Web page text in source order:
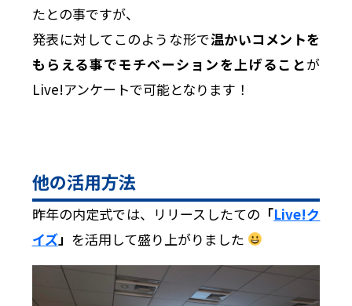
たとの事ですが、
発表に対してこのような形で温かいコメントを
もらえる事でモチベーションを上げることが
Live!アンケートで可能となります！
他の活用方法
昨年の内定式では、リリースしたての 「Live!ク
イズ」 を活用して盛り上がりました